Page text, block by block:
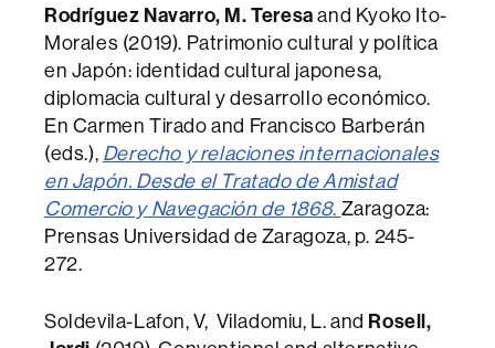
Rodríguez Navarro, M. Teresaand Kyoko Ito-
Morales (2019). Patrimonio cultural y política
en Japón: identidad cultural japonesa,
diplomacia cultural y desarrollo económico.
En Carmen Tirado and Francisco Barberán
(eds.), Derecho y relaciones internacionales
en Japón. Desde el Tratado de Amistad
Comercio y Navegación de 1868. Zaragoza:
Prensas Universidad de Zaragoza, p. 245-
272.
Soldevila-Lafon, V, Viladomiu, L. and Rosell,